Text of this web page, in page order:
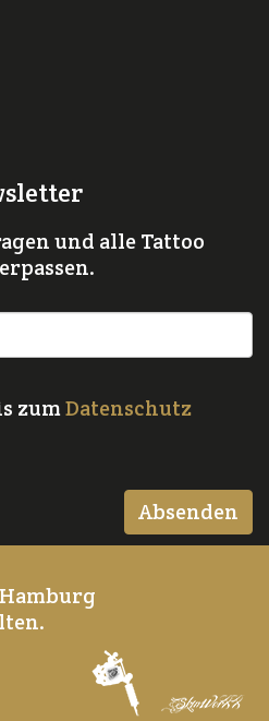
und alle Tattoo
zumDatenschutz
Hamburg